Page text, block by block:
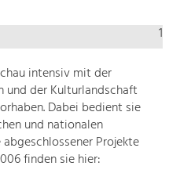
1
intensiv mit der
der Kulturlandschaft
Dabei bedient sie
und nationalen
Projekte
finden sie hier: